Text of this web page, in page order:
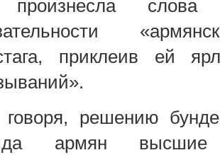
слова
приклеив ей
говоря, решению
армян высшие